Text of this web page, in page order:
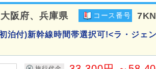
阪府、兵庫県 コース番号
泊付)新幹線時間帯選択可!<ラ・ジェ